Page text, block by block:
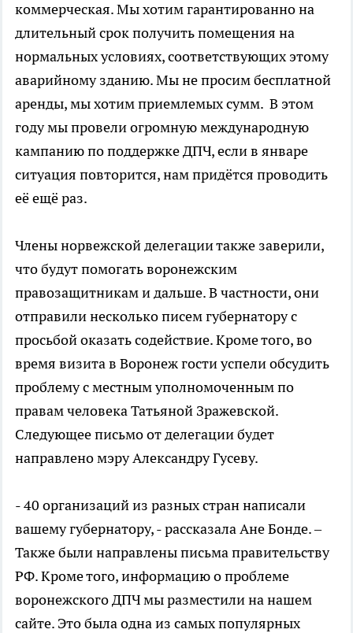
коммерческая. Мы хотим гарантированно на
длительный срок получить помещения на
нормальных условиях, соответствующих этому
аварийному зданию. Мы не просим бесплатной
аренды, мы хотим приемлемых сумм. В этом
году мы провели огромную международную
кампанию по поддержке ДПЧ, если в январе
ситуация повторится, нам придётся проводить
её ещё раз.
Члены норвежской делегации также заверили,
что будут помогать воронежским
правозащитникам и дальше. В частности, они
отправили несколько писем губернатору с
просьбой оказать содействие. Кроме того, во
время визита в Воронеж гости успели обсудить
проблему с местным уполномоченным по
правам человека Татьяной Зражевской.
Следующее письмо от делегации будет
направлено мэру Александру Гусеву.
- 40 организаций из разных стран написали
вашему губернатору, - рассказала Ане Бонде. –
Также были направлены письма правительству
РФ. Кроме того, информацию о проблеме
воронежского ДПЧ мы разместили на нашем
сайте. Это была одна из самых популярных